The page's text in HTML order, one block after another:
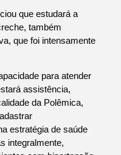
que estudará a
também
que foi intensamente
para atender
assistência,
da Polêmica,
estratégia de saúde
integralmente,